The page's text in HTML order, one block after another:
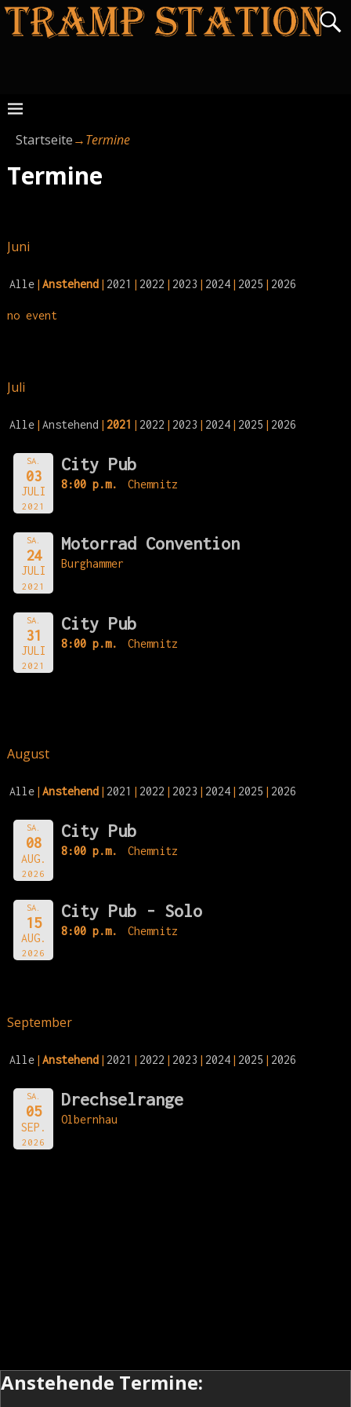
Startseite→Termine
Termine
Juni
Alle Anstehend 2021 2022 2023 2024 2025 2026
no event
Juli
Alle Anstehend 2021 2022 2023 2024 2025 2026
SA.
03
JULI
2021
City Pub
8:00 p.m. Chemnitz
SA.
24
JULI
2021
Motorrad Convention
Burghammer
SA.
31
JULI
2021
City Pub
8:00 p.m. Chemnitz
August
Alle Anstehend 2021 2022 2023 2024 2025 2026
SA.
08
AUG.
2026
City Pub
8:00 p.m. Chemnitz
SA.
15
AUG.
2026
City Pub - Solo
8:00 p.m. Chemnitz
September
Alle Anstehend 2021 2022 2023 2024 2025 2026
SA.
05
SEP.
2026
Drechselrange
Olbernhau
Anstehende Termine: